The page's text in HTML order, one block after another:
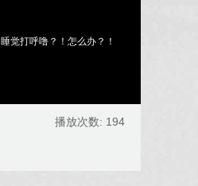
睡觉打呼噜？！怎么办？！
播放次数: 194